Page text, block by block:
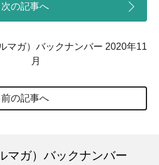
次の記事へ
マガ）バックナンバー 2020年11
月
前の記事へ
マガ）バックナンバー